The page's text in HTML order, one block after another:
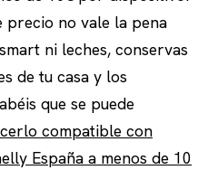
precio no vale la pena
ni leches, conservas
de tu casa y los
que se puede
compatible con
España a menos de 10